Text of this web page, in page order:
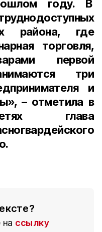
году. В
района, где
торговля,
первой
три
и
– отметила в
глава
ссылку